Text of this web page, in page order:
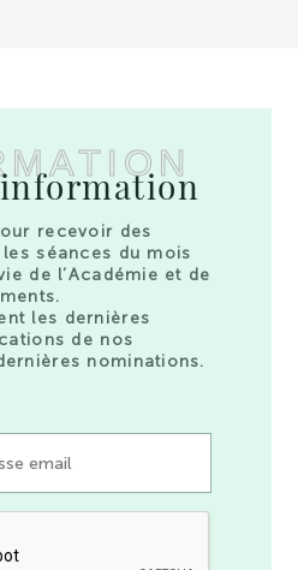
recevoir des
séances du mois
de l’Académie et de
les dernières
de nos
nominations.